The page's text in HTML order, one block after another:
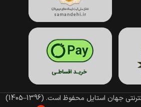
جهان استایل محفوظ است. (1396–1405)